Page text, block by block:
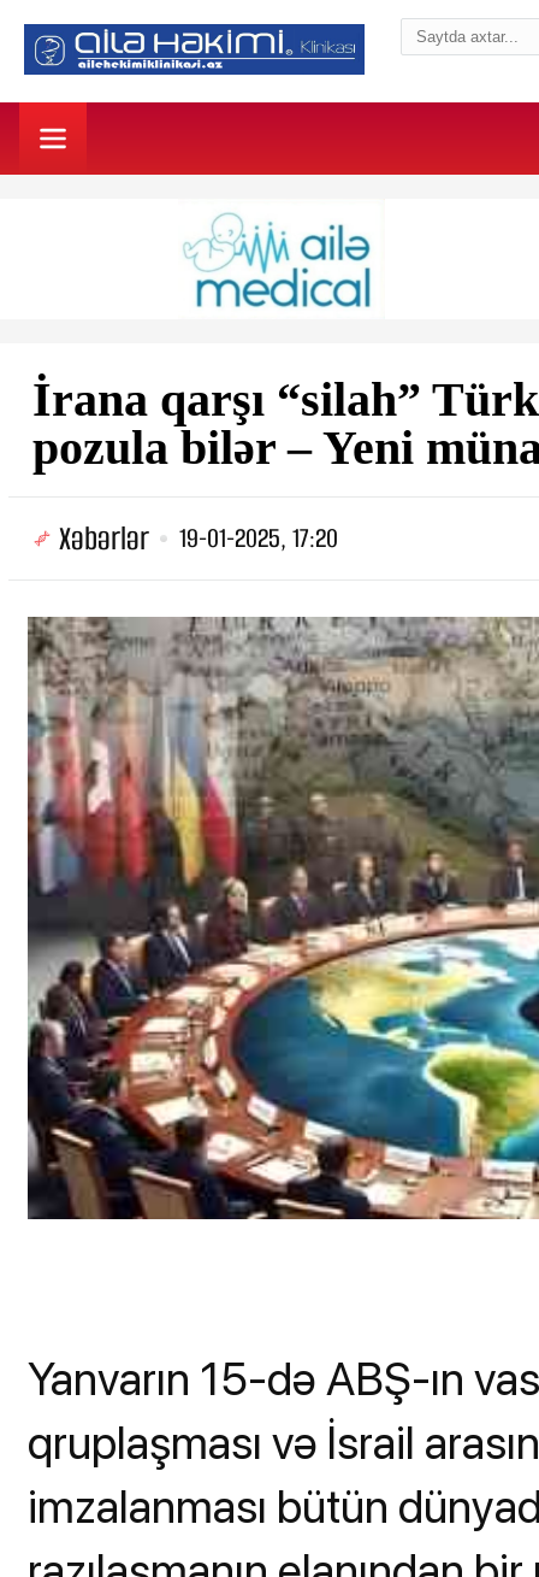
İrana qarşı “silah”
pozula bilər – Yeni
Xəbərlər 19-01-2025, 17:20
Yanvarın 15-də ABŞ-ın
qruplaşması və İsrail
imzalanması bütün